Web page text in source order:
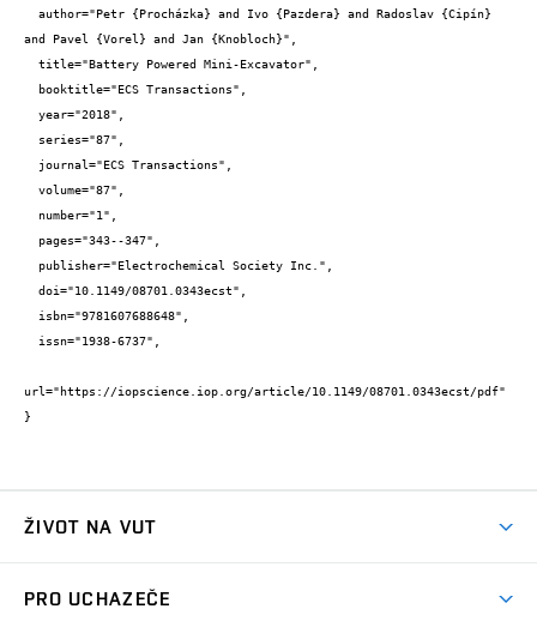
and Pavel {Vorel} and Jan {Knobloch}",
url="https://iopscience.iop.org/article/10.1149/08701.0343ecst/pdf"
}
ŽIVOT NA VUT
PRO UCHAZEČE